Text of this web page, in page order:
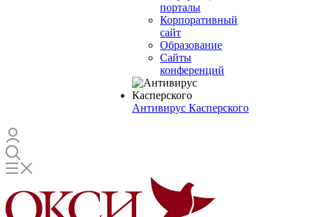
порталы
Корпоративный
сайт
Образование
Сайты
конференций
Антивирус Касперского